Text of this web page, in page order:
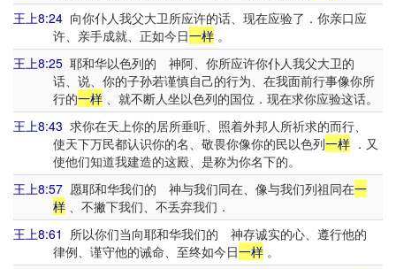
王上8:24 向你仆人我父大卫所应许的话、现在应验了．你亲口应
许、亲手成就、正如今日一样。
王上8:25 耶和华以色列的 神阿、你所应许你仆人我父大卫的
话、说、你的子孙若谨慎自己的行为、在我面前行事像你所
行的一样、就不断人坐以色列的国位．现在求你应验这话。
王上8:43 求你在天上你的居所垂听、照着外邦人所祈求的而行、
使天下万民都认识你的名、敬畏你像你的民以色列一样．又
使他们知道我建造的这殿、是称为你名下的。
王上8:57 愿耶和华我们的 神与我们同在、像与我们列祖同在一
样、不撇下我们、不丢弃我们．
王上8:61 所以你们当向耶和华我们的 神存诚实的心、遵行他的
律例、谨守他的诫命、至终如今日一样。